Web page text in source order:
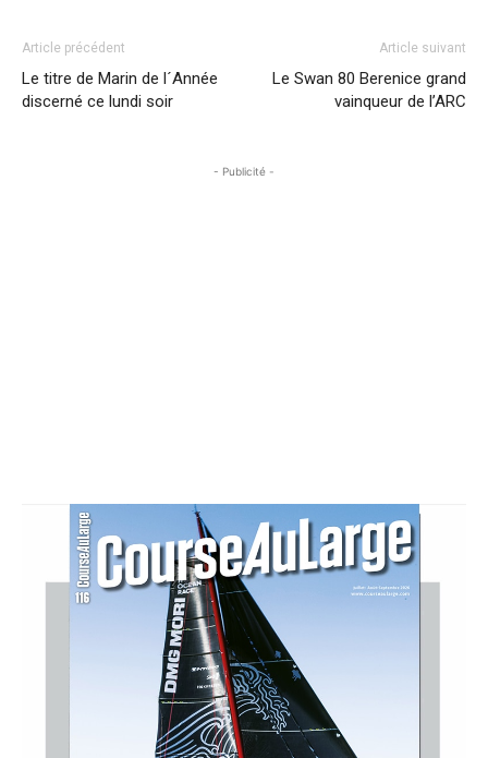
Article précédent
Le titre de Marin de l´Année
discerné ce lundi soir
Article suivant
Le Swan 80 Berenice grand
vainqueur de l’ARC
- Publicité -